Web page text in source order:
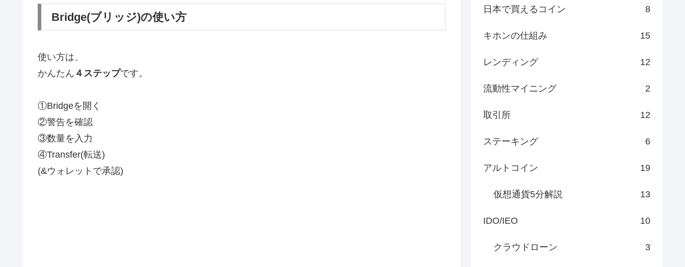
Bridge(ブリッジ)の使い方
使い方は、
かんたん ４ステップです。
①Bridgeを開く
②警告を確認
③数量を入力
④Transfer(転送)
(&ウォレットで承認)
日本で買えるコイン 8
キホンの仕組み 15
レンディング 12
流動性マイニング 2
取引所 12
ステーキング 6
アルトコイン 19
仮想通貨5分解説 13
IDO/IEO 10
クラウドローン 3